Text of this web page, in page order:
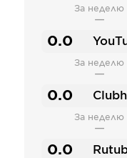
За неделю
—
0.0
За неделю
—
0.0
За неделю
—
0.0